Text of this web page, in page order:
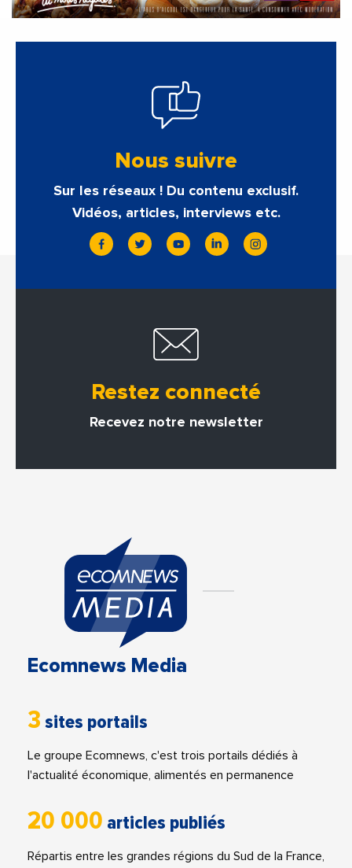
Nous suivre
Sur les réseaux ! Du contenu exclusif.
Vidéos, articles, interviews etc.
Restez connecté
Recevez notre newsletter
Ecomnews Media
3 sites portails
Le groupe Ecomnews, c'est trois portails dédiés à
l'actualité économique, alimentés en permanence
20 000 articles publiés
Répartis entre les grandes régions du Sud de la France,